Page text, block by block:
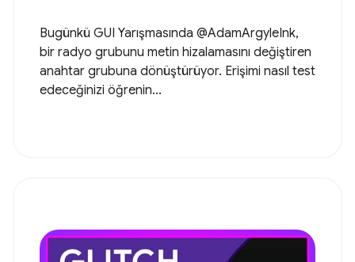
Bugünkü GUI Yarışmasında @AdamArgyleInk,
bir radyo grubunu metin hizalamasını değiştiren
anahtar grubuna dönüştürüyor. Erişimi nasıl test
edeceğinizi öğrenin...